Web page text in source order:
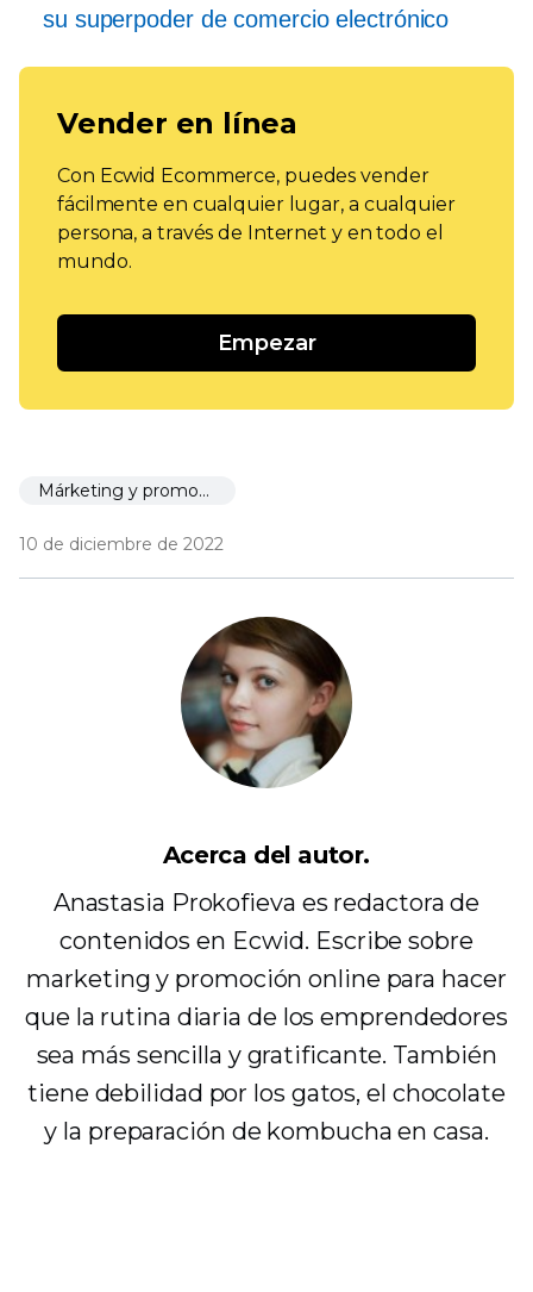
su superpoder de comercio electrónico
Vender en línea
Con Ecwid Ecommerce, puedes vender
fácilmente en cualquier lugar, a cualquier
persona, a través de Internet y en todo el
mundo.
Empezar
Márketing y promoción
10 de diciembre de 2022
Acerca del autor.
Anastasia Prokofieva es redactora de
contenidos en Ecwid. Escribe sobre
marketing y promoción online para hacer
que la rutina diaria de los emprendedores
sea más sencilla y gratificante. También
tiene debilidad por los gatos, el chocolate
y la preparación de kombucha en casa.